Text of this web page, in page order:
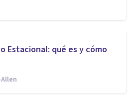
Estacional: qué es y cómo